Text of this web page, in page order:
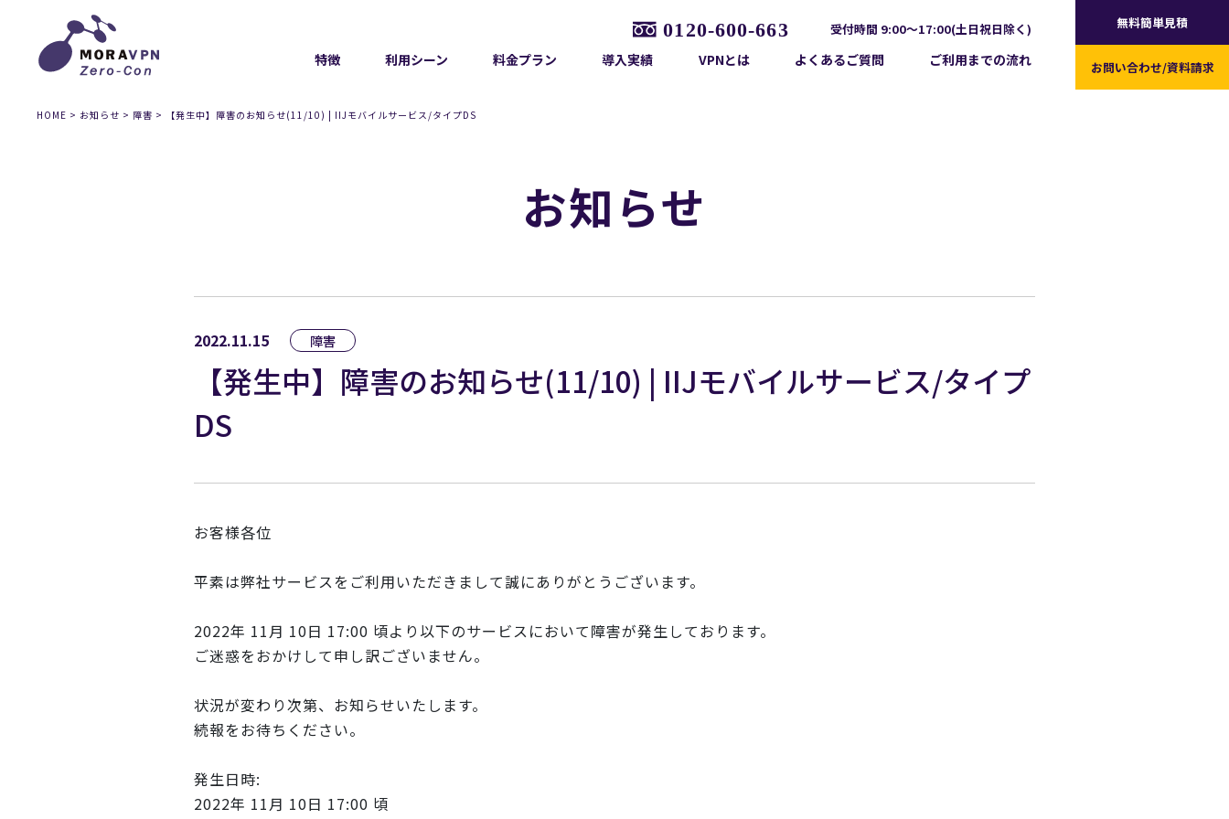
受付時間 9:00～17:00(土日祝日除く)
特徴 利用シーン 料金プラン 導入実績 VPNとは よくあるご質問 ご利用までの流れ
無料簡単見積
お問い合わせ/資料請求
HOME > お知らせ > 障害 > 【発生中】障害のお知らせ(11/10) | IIJモバイルサービス/タイプDS
お知らせ
2022.11.15 障害
【発生中】障害のお知らせ(11/10) | IIJモバイルサービス/タイプ
DS
お客様各位
平素は弊社サービスをご利用いただきまして誠にありがとうございます。
2022年 11月 10日 17:00 頃より以下のサービスにおいて障害が発生しております。
ご迷惑をおかけして申し訳ございません。
状況が変わり次第、お知らせいたします。
続報をお待ちください。
発生日時:
2022年 11月 10日 17:00 頃